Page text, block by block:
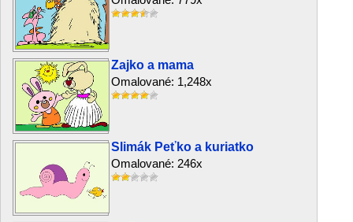
Zajko a mama
Omalované: 1,248x
Slimák Peťko a kuriatko
Omalované: 246x